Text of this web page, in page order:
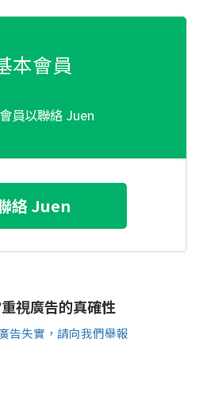
本會員
員以聯絡 Juen
絡 Juen
視廣告的真確性
告失實，請向我們舉報